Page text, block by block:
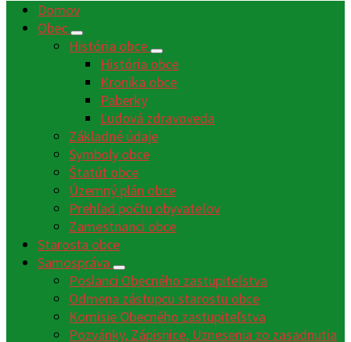
Domov
Obec
História obce
História obce
Kronika obce
Paberky
Ľudová zdravoveda
Základné údaje
Symboly obce
Štatút obce
Územný plán obce
Prehľad počtu obyvateľov
Zamestnanci obce
Starosta obce
Samospráva
Poslanci Obecného zastupiteľstva
Odmena zástupcu starostu obce
Komisie Obecného zastupiteľstva
Pozvánky, Zápisnice, Uznesenia zo zasadnutia